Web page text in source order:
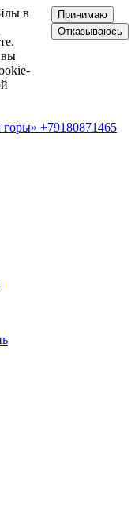
в
вы
Принимаю
Отказываюсь
+79180871465